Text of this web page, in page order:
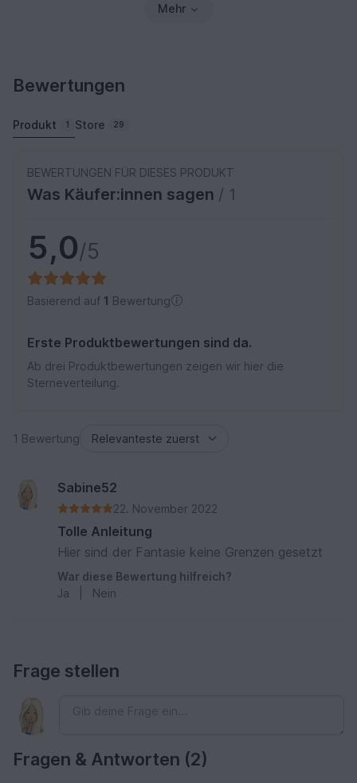
Mehr
Bewertungen
Produkt 1 Store 29
BEWERTUNGEN FÜR DIESES PRODUKT
Was Käufer:innen sagen / 1
5,0/5
Basierend auf 1 Bewertung
Erste Produktbewertungen sind da.
Ab drei Produktbewertungen zeigen wir hier die
Sterneverteilung.
1 Bewertung
Sabine52
22. November 2022
Tolle Anleitung
Hier sind der Fantasie keine Grenzen gesetzt
War diese Bewertung hilfreich?
Ja
Nein
Frage stellen
Fragen & Antworten (2)